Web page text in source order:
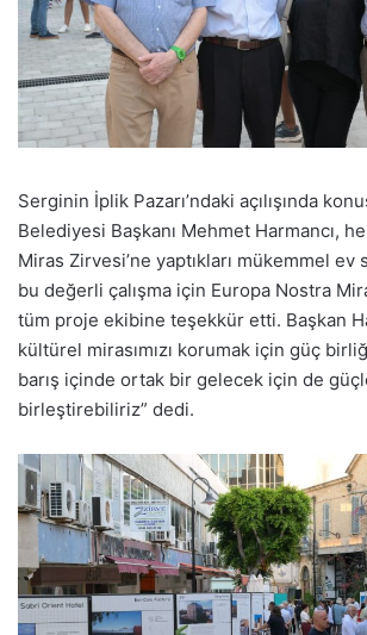
Serginin İplik Pazarı’ndaki açılışında
Belediyesi Başkanı Mehmet Harmancı,
Miras Zirvesi’ne yaptıkları mükemmel ev
bu değerli çalışma için Europa Nostra
tüm proje ekibine teşekkür etti. Başkan
kültürel mirasımızı korumak için güç
barış içinde ortak bir gelecek için de
birleştirebiliriz” dedi.